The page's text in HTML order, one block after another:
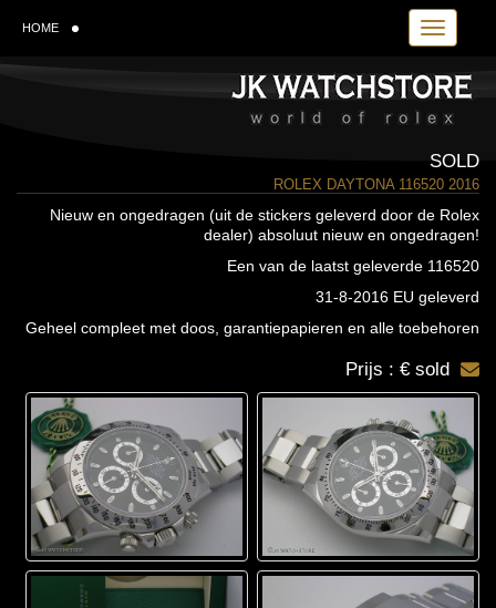
Toggle
HOME
SOLD
ROLEX DAYTONA 116520 2016
Nieuw en ongedragen (uit de stickers geleverd door de Rolex
dealer) absoluut nieuw en ongedragen!
Een van de laatst geleverde 116520
31-8-2016 EU geleverd
Geheel compleet met doos, garantiepapieren en alle toebehoren
Prijs : € sold